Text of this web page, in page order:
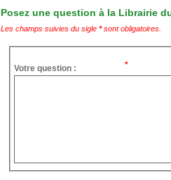
Posez une question à la Librairie
Les champs suivies du sigle *sont obligatoires.
Votre question :